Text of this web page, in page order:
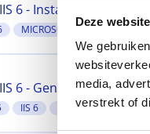
Deze
We
media,
verstrekt of
6 - Install SSL Certificate
MICROSOFT WINDOWS
6 - Generate SSL
IIS 6 MICROSOFT